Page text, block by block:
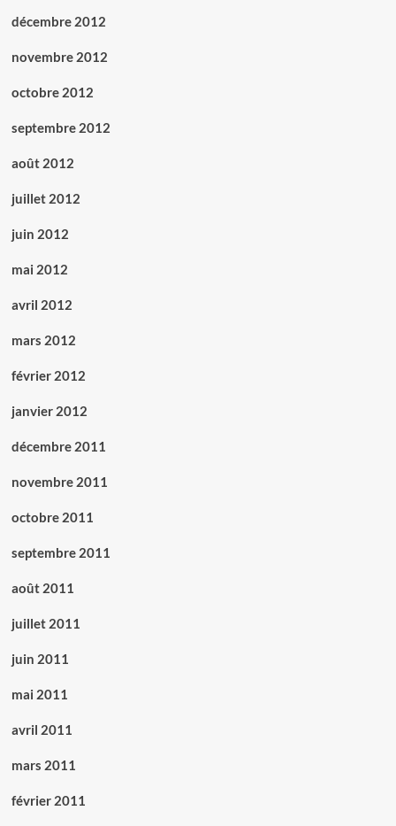
décembre 2012
novembre 2012
octobre 2012
septembre 2012
août 2012
juillet 2012
juin 2012
mai 2012
avril 2012
mars 2012
février 2012
janvier 2012
décembre 2011
novembre 2011
octobre 2011
septembre 2011
août 2011
juillet 2011
juin 2011
mai 2011
avril 2011
mars 2011
février 2011